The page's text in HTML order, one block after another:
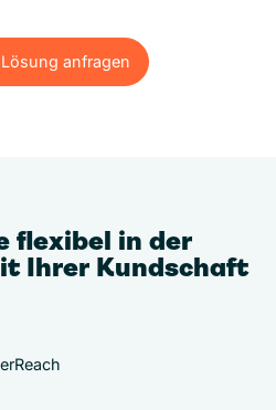
anfragen
anfragen
flexibel in der
Ihrer Kundschaft